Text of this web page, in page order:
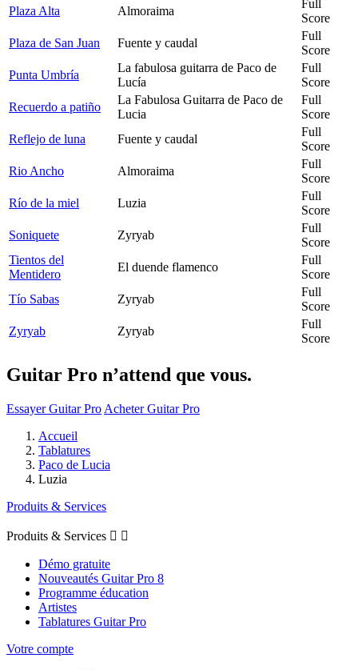
Plaza Alta
Almoraima
Full
Score
Plaza de San Juan
Fuente y caudal
Full
Score
Punta Umbría
La fabulosa guitarra de Paco de
Lucía
Full
Score
Recuerdo a patiño
La Fabulosa Guitarra de Paco de
Lucia
Full
Score
Reflejo de luna
Fuente y caudal
Full
Score
Rio Ancho
Almoraima
Full
Score
Río de la miel
Luzia
Full
Score
Soniquete
Zyryab
Full
Score
Tientos del
Mentidero
El duende flamenco
Full
Score
Tío Sabas
Zyryab
Full
Score
Zyryab
Zyryab
Full
Score
Guitar Pro n’attend que vous.
Essayer Guitar Pro Acheter Guitar Pro
Accueil
Tablatures
Paco de Lucia
Luzia
Produits & Services
Produits & Services  
Démo gratuite
Nouveautés Guitar Pro 8
Programme éducation
Artistes
Tablatures Guitar Pro
Votre compte